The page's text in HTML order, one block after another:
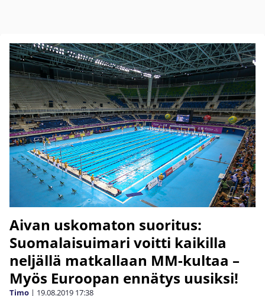
Aivan uskomaton suoritus:
Suomalaisuimari voitti kaikilla
neljällä matkallaan MM-kultaa –
Myös Euroopan ennätys uusiksi!
Timo | 19.08.2019 17:38